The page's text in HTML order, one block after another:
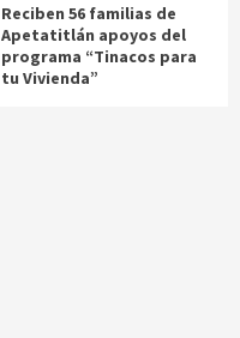
Reciben 56 familias de
Apetatitlán apoyos del
programa “Tinacos para
tu Vivienda”